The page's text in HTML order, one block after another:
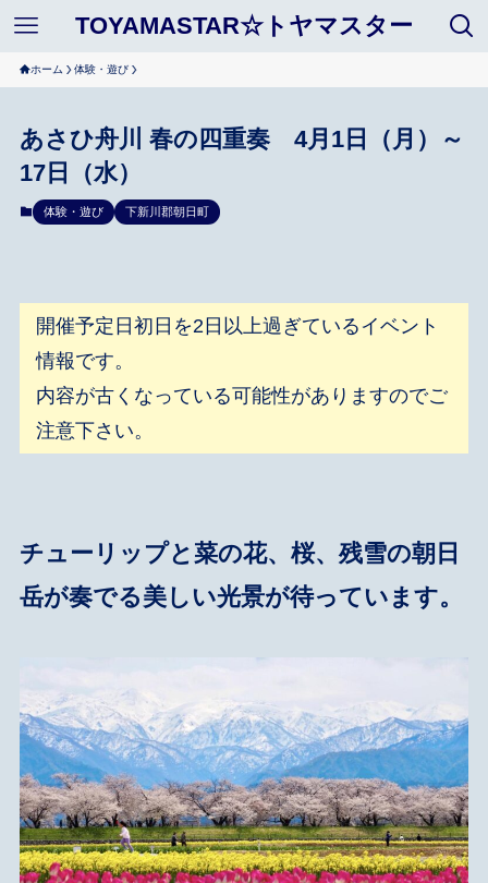
TOYAMASTAR☆トヤマスター
ホーム 体験・遊び
あさひ舟川 春の四重奏 4月1日（月）～
17日（水）
体験・遊び 下新川郡朝日町
開催予定日初日を2日以上過ぎているイベント
情報です。
内容が古くなっている可能性がありますのでご
注意下さい。
チューリップと菜の花、桜、残雪の朝日
岳が奏でる美しい光景が待っています。